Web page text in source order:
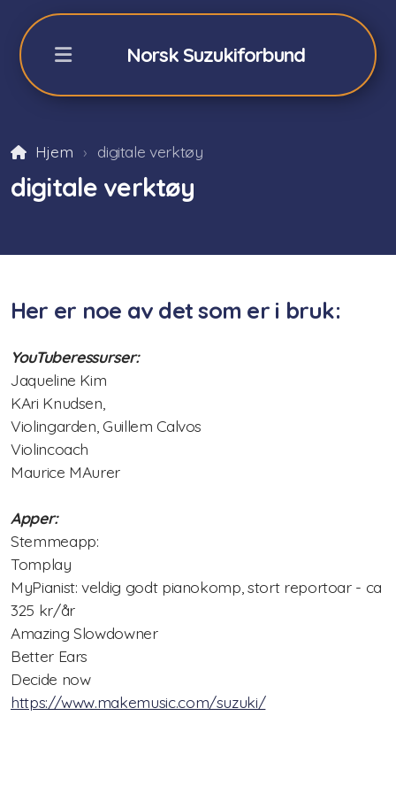
Norsk Suzukiforbund
Hjem digitale verktøy
digitale verktøy
Her er noe av det som er i bruk:
YouTuberessurser:
Jaqueline Kim
KAri Knudsen,
Violingarden, Guillem Calvos
Violincoach
Maurice MAurer
Apper:
Stemmeapp:
Tomplay
MyPianist: veldig godt pianokomp, stort reportoar - ca
325 kr/år
Amazing Slowdowner
Better Ears
Decide now
https://www.makemusic.com/suzuki/
NSFs Sommerkurs Geilo
Påmelding sommerkurs -26
Akkompagnatører
Orkester/teori/Dalcroze
Praktisk
Nasjonalt pianokurs
Lærerkurs/Teacher training
Fiolin/violinTeacher Training
Cello Teacher training
Brass Teacher training